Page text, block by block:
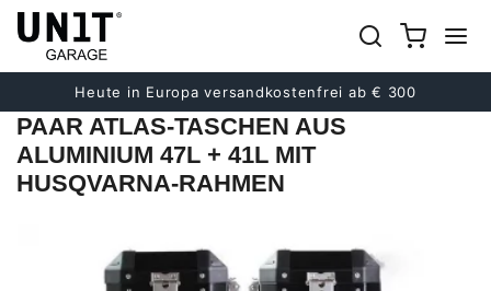
Heute in Europa versandkostenfrei ab € 300
früher
Nächster
PAAR ATLAS-TASCHEN AUS
ALUMINIUM 47L + 41L MIT
HUSQVARNA-RAHMEN